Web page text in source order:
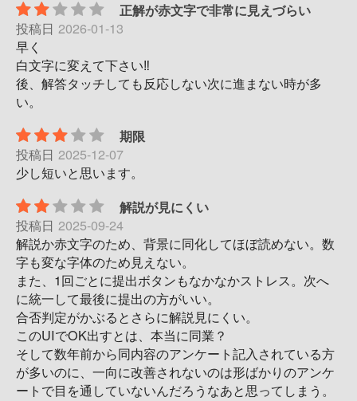
正解が赤文字で非常に見えづらい
投稿日 2026-01-13
早く
白文字に変えて下さい‼️
後、解答タッチしても反応しない次に進まない時が多
い。
期限
投稿日 2025-12-07
少し短いと思います。
解説が見にくい
投稿日 2025-09-24
解説か赤文字のため、背景に同化してほぼ読めない。数
字も変な字体のため見えない。
また、1回ごとに提出ボタンもなかなかストレス。次へ
に統一して最後に提出の方がいい。
合否判定がかぶるとさらに解説見にくい。
このUIでOK出すとは、本当に同業？
そして数年前から同内容のアンケート記入されている方
が多いのに、一向に改善されないのは形ばかりのアンケ
ートで目を通していないんだろうなあと思ってしまう。